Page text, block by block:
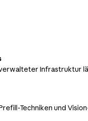
Infrastruktur
Techniken und